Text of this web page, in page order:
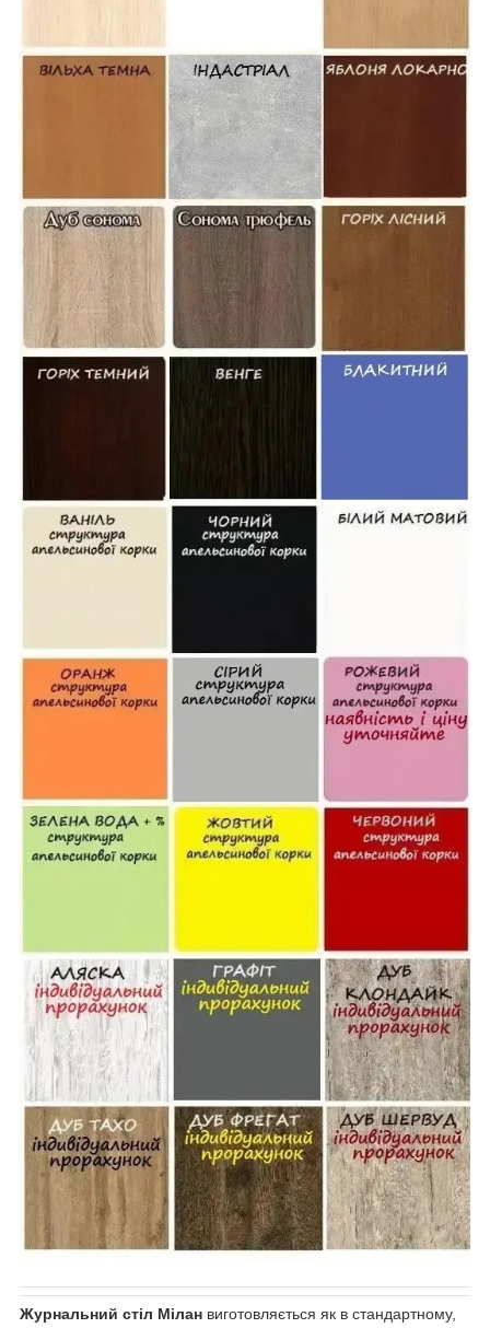
Журнальний стіл Мілан виготовляється як в стандартному,